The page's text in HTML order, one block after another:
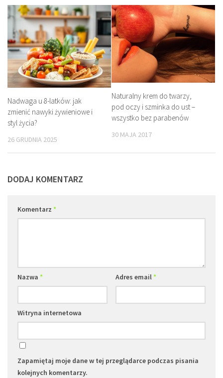
Nadwaga u 8-latków: jak
zmienić nawyki żywieniowe i
styl życia?
26 GRUDNIA 2025
Naturalny krem do twarzy,
pod oczy i szminka do ust –
wszystko bez parabenów
30 MAJA 2017
DODAJ KOMENTARZ
Komentarz *
Nazwa * Adres email*
Witryna internetowa
Zapamiętaj moje dane w tej przeglądarce podczas pisania
kolejnych komentarzy.